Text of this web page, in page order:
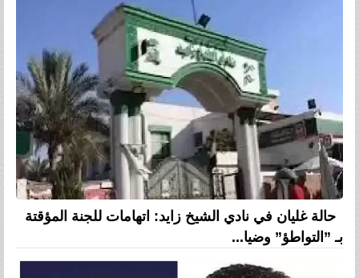
حالة غليان في نادي الشيخ زايد: اتهامات للجنة المؤقتة
بـ ”التواطؤ” وضيا...